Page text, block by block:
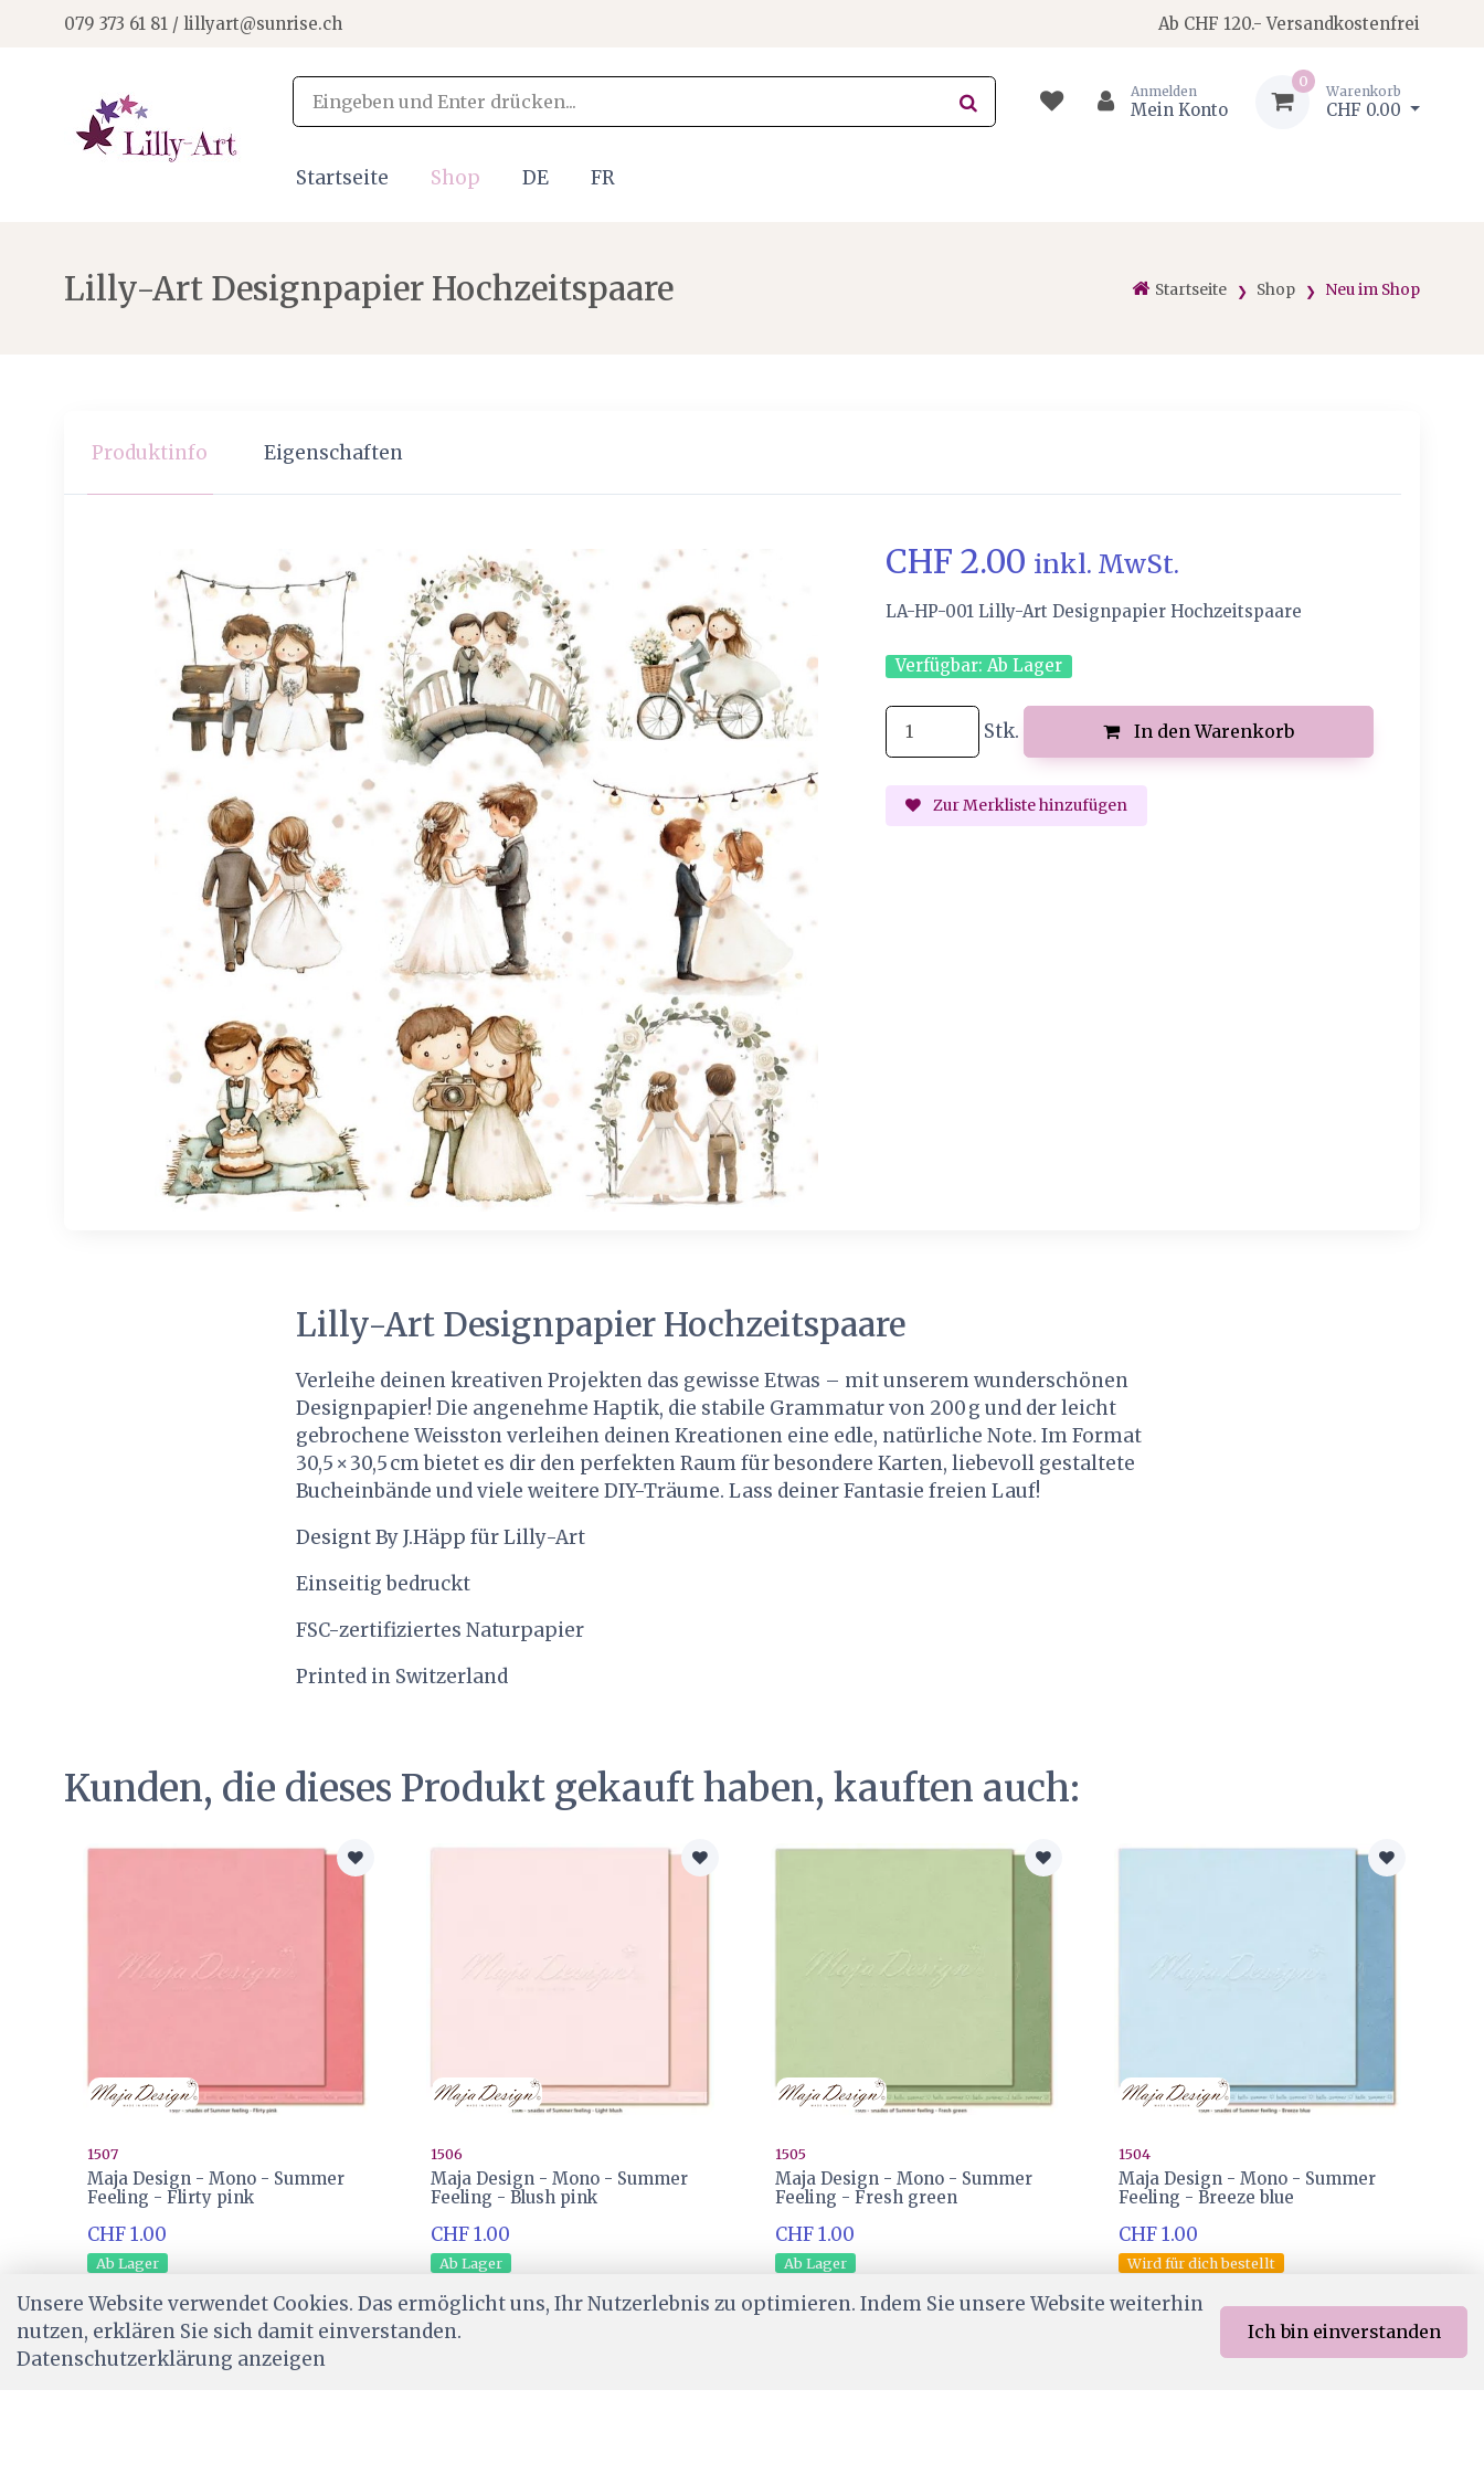
079 373 61 81 / lillyart@sunrise.ch Ab CHF 120.- Versandkostenfrei
Anmelden
Mein Konto
0
Warenkorb
CHF 0.00
Startseite Shop DE FR
Startseite Shop Neu im Shop
Lilly-Art Designpapier Hochzeitspaare
Produktinfo Eigenschaften
CHF 2.00 inkl. MwSt.
LA-HP-001 Lilly-Art Designpapier Hochzeitspaare
Verfügbar: Ab Lager
Stk. In den Warenkorb
Zur Merkliste hinzufügen
Lilly-Art Designpapier Hochzeitspaare
Verleihe deinen kreativen Projekten das gewisse Etwas – mit unserem wunderschönen
Designpapier! Die angenehme Haptik, die stabile Grammatur von 200 g und der leicht
gebrochene Weisston verleihen deinen Kreationen eine edle, natürliche Note. Im Format
30,5 × 30,5 cm bietet es dir den perfekten Raum für besondere Karten, liebevoll gestaltete
Bucheinbände und viele weitere DIY-Träume. Lass deiner Fantasie freien Lauf!
Designt By J.Häpp für Lilly-Art
Einseitig bedruckt
FSC-zertifiziertes Naturpapier
Printed in Switzerland
Kunden, die dieses Produkt gekauft haben, kauften auch:
1507
Maja Design - Mono - Summer
Feeling - Flirty pink
CHF 1.00
Ab Lager
1506
Maja Design - Mono - Summer
Feeling - Blush pink
CHF 1.00
Ab Lager
1505
Maja Design - Mono - Summer
Feeling - Fresh green
CHF 1.00
Ab Lager
1504
Maja Design - Mono - Summer
Feeling - Breeze blue
CHF 1.00
Wird für dich bestellt
Unsere Website verwendet Cookies. Das ermöglicht uns, Ihr Nutzerlebnis zu optimieren. Indem Sie unsere Website weiterhin
nutzen, erklären Sie sich damit einverstanden.
Datenschutzerklärung anzeigen
Ich bin einverstanden